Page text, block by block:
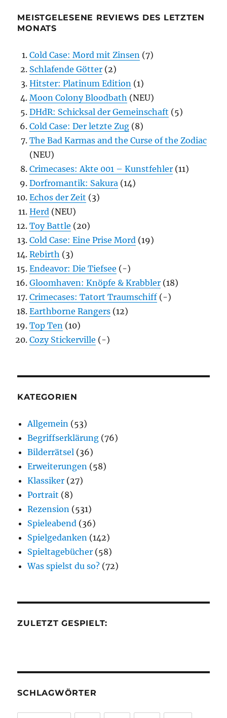
MEISTGELESENE REVIEWS DES LETZTEN
MONATS
Cold Case: Mord mit Zinsen (7)
Schlafende Götter (2)
Hitster: Platinum Edition (1)
Moon Colony Bloodbath (NEU)
DHdR: Schicksal der Gemeinschaft (5)
Cold Case: Der letzte Zug (8)
The Bad Karmas and the Curse of the Zodiac
(NEU)
Crimecases: Akte 001 – Kunstfehler (11)
Dorfromantik: Sakura (14)
Echos der Zeit (3)
Herd (NEU)
Toy Battle (20)
Cold Case: Eine Prise Mord (19)
Rebirth (3)
Endeavor: Die Tiefsee (-)
Gloomhaven: Knöpfe & Krabbler (18)
Crimecases: Tatort Traumschiff (-)
Earthborne Rangers (12)
Top Ten (10)
Cozy Stickerville (-)
KATEGORIEN
Allgemein (53)
Begriffserklärung (76)
Bilderrätsel (36)
Erweiterungen (58)
Klassiker (27)
Portrait (8)
Rezension (531)
Spieleabend (36)
Spielgedanken (142)
Spieltagebücher (58)
Was spielst du so? (72)
ZULETZT GESPIELT:
SCHLAGWÖRTER